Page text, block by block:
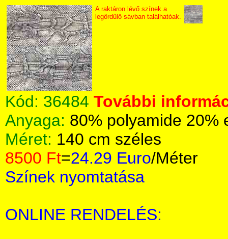
A raktáron lévő színek a
legördülő sávban találhatóak.
Kód: 36484 További
Anyaga: 80% polyamide 20%
Méret: 140 cm széles
8500 Ft=24.29 Euro/Méter
Színek nyomtatása
ONLINE RENDELÉS: